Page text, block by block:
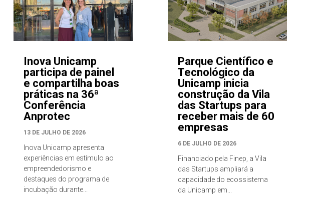
Inova Unicamp
participa de painel
e compartilha boas
práticas na 36ª
Conferência
Anprotec
13 DE JULHO DE 2026
Inova Unicamp apresenta
experiências em estímulo ao
empreendedorismo e
destaques do programa de
incubação durante...
Parque Científico e
Tecnológico da
Unicamp inicia
construção da Vila
das Startups para
receber mais de 60
empresas
6 DE JULHO DE 2026
Financiado pela Finep, a Vila
das Startups ampliará a
capacidade do ecossistema
da Unicamp em...